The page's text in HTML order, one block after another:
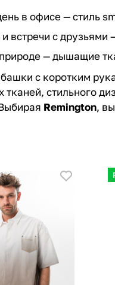
в офисе — стиль
встречи с
— дышащие
с коротким
тканей, стильного
Remington,